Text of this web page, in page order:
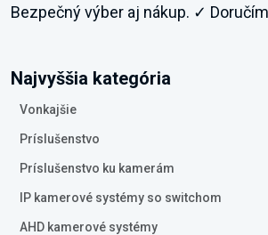
Bezpečný výber aj nákup. ✓
Najvyššia kategória
Vonkajšie
Príslušenstvo
Príslušenstvo ku kamerám
IP kamerové systémy so switchom
AHD kamerové systémy